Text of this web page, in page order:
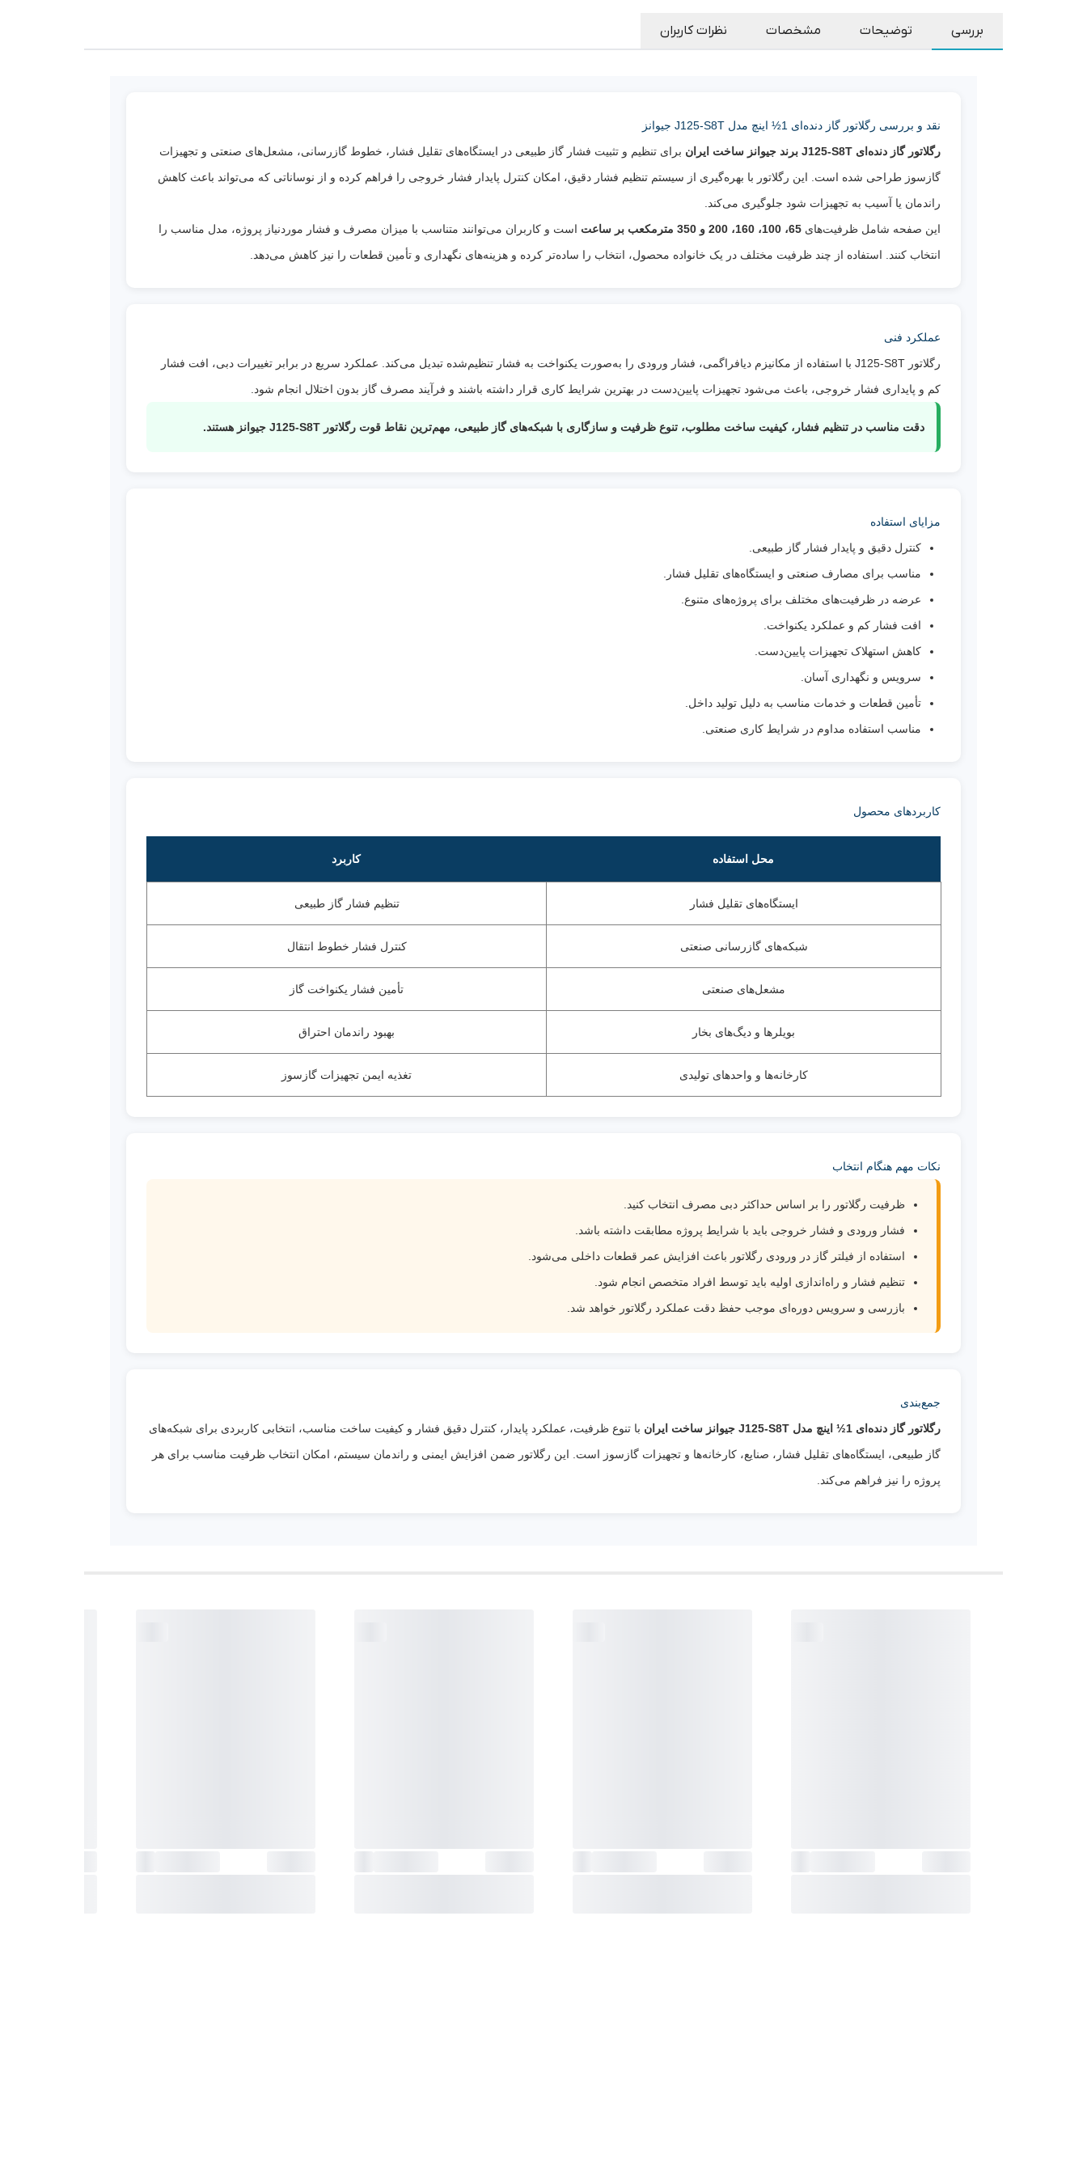
سیال قابل استفاده:گاز طبیعی
ظرفیت و
فشار
به 1/4 پوند ● 160 مترمکعب: 2 به 1/4 پوند ●
200 مترمکعب: 60 به 1/4 پوند ● 350 مترمکعب:
ویژگی
خاص:
تنظیم دقیق فشار، عملکرد پایدار، مناسب شبکه‌های
گازرسانی و دارای تنوع ظرفیت برای کاربردهای
بررسی توضیحات مشخصات نظرات کاربران
نقد و بررسی رگلاتور گاز دنده‌ای 1½ اینچ مدل J125-S8T جیوانز
رگلاتور گاز دنده‌ای J125-S8T برند جیوانز ساخت ایران
برای تنظیم و تثبیت فشار گاز طبیعی در ایستگاه‌های تقلیل فشار، خطوط گازرسانی، مشعل‌های صنعتی و تجهیزات
گازسوز طراحی شده است. این رگلاتور با بهره‌گیری از سیستم تنظیم فشار دقیق، امکان کنترل پایدار فشار خروجی را فراهم کرده و از نوساناتی که می‌تواند باعث کاهش
راندمان یا آسیب به تجهیزات شود جلوگیری می‌کند.
این صفحه شامل ظرفیت‌های 65، 100، 160، 200 و 350 مترمکعب بر ساعت
است و کاربران می‌توانند متناسب با میزان مصرف و فشار موردنیاز پروژه، مدل مناسب را
انتخاب کنند. استفاده از چند ظرفیت مختلف در یک خانواده محصول، انتخاب را ساده‌تر کرده و هزینه‌های نگهداری و تأمین قطعات را نیز کاهش می‌دهد.
عملکرد فنی
رگلاتور J125-S8T با استفاده از مکانیزم دیافراگمی، فشار ورودی را به‌صورت یکنواخت به فشار تنظیم‌شده تبدیل می‌کند. عملکرد سریع در برابر تغییرات دبی، افت فشار
کم و پایداری فشار خروجی، باعث می‌شود تجهیزات پایین‌دست در بهترین شرایط کاری قرار داشته باشند و فرآیند مصرف گاز بدون اختلال انجام شود.
دقت مناسب در تنظیم فشار، کیفیت ساخت مطلوب، تنوع ظرفیت و سازگاری با شبکه‌های گاز طبیعی، مهم‌ترین نقاط قوت رگلاتور J125-S8T جیوانز هستند.
مزایای استفاده
کنترل دقیق و پایدار فشار گاز طبیعی.
مناسب برای مصارف صنعتی و ایستگاه‌های تقلیل فشار.
عرضه در ظرفیت‌های مختلف برای پروژه‌های متنوع.
افت فشار کم و عملکرد یکنواخت.
کاهش استهلاک تجهیزات پایین‌دست.
سرویس و نگهداری آسان.
تأمین قطعات و خدمات مناسب به دلیل تولید داخل.
مناسب استفاده مداوم در شرایط کاری صنعتی.
کاربردهای محصول
محل استفاده کاربرد
ایستگاه‌های تقلیل فشار تنظیم فشار گاز طبیعی
شبکه‌های گازرسانی صنعتی کنترل فشار خطوط انتقال
مشعل‌های صنعتی تأمین فشار یکنواخت گاز
بویلرها و دیگ‌های بخار بهبود راندمان احتراق
کارخانه‌ها و واحدهای تولیدی تغذیه ایمن تجهیزات گازسوز
نکات مهم هنگام انتخاب
ظرفیت رگلاتور را بر اساس حداکثر دبی مصرف انتخاب کنید.
فشار ورودی و فشار خروجی باید با شرایط پروژه مطابقت داشته باشد.
استفاده از فیلتر گاز در ورودی رگلاتور باعث افزایش عمر قطعات داخلی می‌شود.
تنظیم فشار و راه‌اندازی اولیه باید توسط افراد متخصص انجام شود.
بازرسی و سرویس دوره‌ای موجب حفظ دقت عملکرد رگلاتور خواهد شد.
جمع‌بندی
رگلاتور گاز دنده‌ای 1½ اینچ مدل J125-S8T جیوانز ساخت ایران
با تنوع ظرفیت، عملکرد پایدار، کنترل دقیق فشار و کیفیت ساخت مناسب، انتخابی کاربردی برای شبکه‌های
گاز طبیعی، ایستگاه‌های تقلیل فشار، صنایع، کارخانه‌ها و تجهیزات گازسوز است. این رگلاتور ضمن افزایش ایمنی و راندمان سیستم، امکان انتخاب ظرفیت مناسب برای هر
پروژه را نیز فراهم می‌کند.